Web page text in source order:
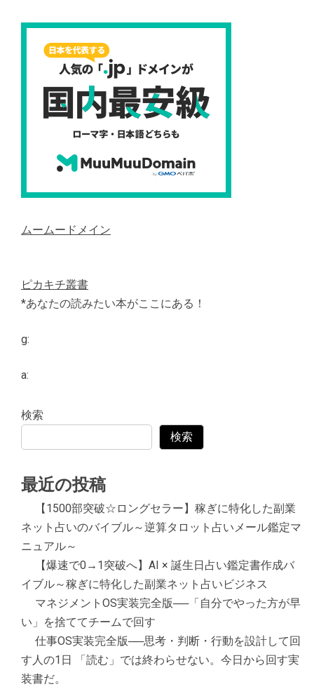
ムームードメイン
ピカキチ叢書
*あなたの読みたい本がここにある！
g:
a:
検索
検索
最近の投稿
【1500部突破☆ロングセラー】稼ぎに特化した副業
ネット占いのバイブル～逆算タロット占いメール鑑定マ
ニュアル～
【爆速で0→1突破へ】AI × 誕生日占い鑑定書作成バ
イブル～稼ぎに特化した副業ネット占いビジネス
マネジメントOS実装完全版──「自分でやった方が早
い」を捨ててチームで回す
仕事OS実装完全版──思考・判断・行動を設計して回
す人の1日 「読む」では終わらせない。今日から回す実
装書だ。